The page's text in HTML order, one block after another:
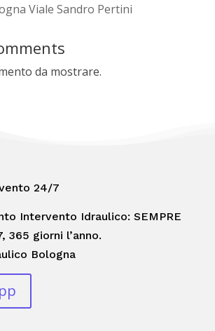
Viale Sandro Pertini
da mostrare.
24/7
Intervento Idraulico: SEMPRE
365 giorni l’anno.
Bologna